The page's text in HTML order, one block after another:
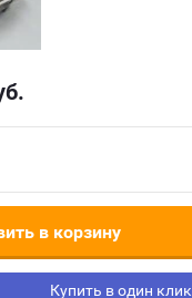
в корзину
Купить в один клик